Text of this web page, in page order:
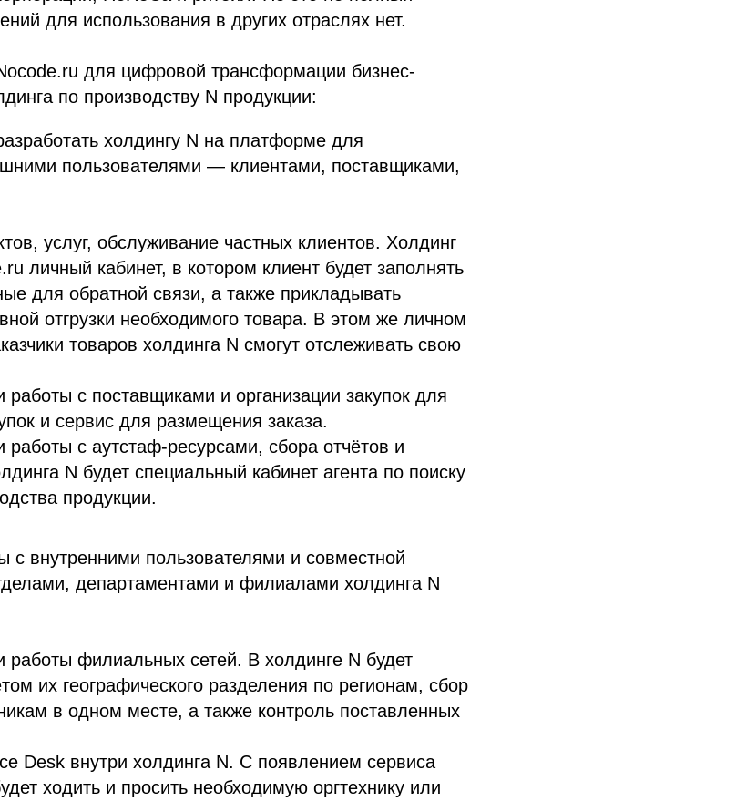
для использования в других отраслях нет.
для цифровой трансформации бизнес-
по производству N продукции:
холдингу N на платформе для
пользователями — клиентами, поставщиками,
услуг, обслуживание частных клиентов. Холдинг
личный кабинет, в котором клиент будет заполнять
для обратной связи, а также прикладывать
отгрузки необходимого товара. В этом же личном
товаров холдинга N смогут отслеживать свою
работы с поставщиками и организации закупок для
и сервис для размещения заказа.
работы с аутстаф-ресурсами, сбора отчётов и
N будет специальный кабинет агента по поиску
продукции.
с внутренними пользователями и совместной
департаментами и филиалами холдинга N
работы филиальных сетей. В холдинге N будет
их географического разделения по регионам, сбор
в одном месте, а также контроль поставленных
Desk внутри холдинга N. С появлением сервиса
ходить и просить необходимую оргтехнику или